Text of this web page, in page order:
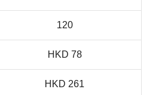
120
HKD 78
HKD 261